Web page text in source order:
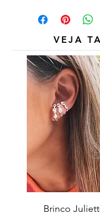
meramente
inclusos.
Brinco
VEJA